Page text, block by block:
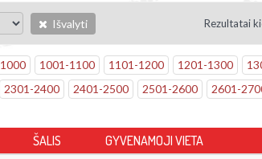
Išvalyti Rezultatai
1000 1001 -1100 1101 -1200 1201 -1300
2301 -2400 2401 -2500 2501 -2600 2601 -
ŠALIS GYVENAMOJI VIETA